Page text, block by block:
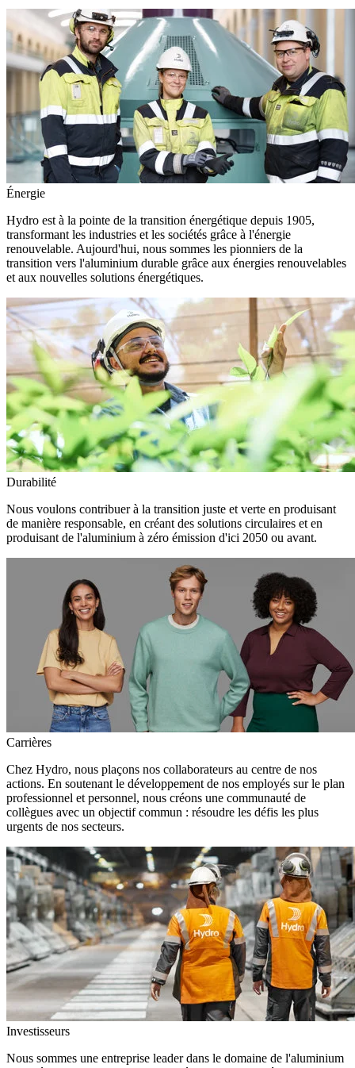
Énergie
Hydro est à la pointe de la transition énergétique depuis 1905,
transformant les industries et les sociétés grâce à l'énergie
renouvelable. Aujourd'hui, nous sommes les pionniers de la
transition vers l'aluminium durable grâce aux énergies renouvelables
et aux nouvelles solutions énergétiques.
Durabilité
Nous voulons contribuer à la transition juste et verte en produisant
de manière responsable, en créant des solutions circulaires et en
produisant de l'aluminium à zéro émission d'ici 2050 ou avant.
Carrières
Chez Hydro, nous plaçons nos collaborateurs au centre de nos
actions. En soutenant le développement de nos employés sur le plan
professionnel et personnel, nous créons une communauté de
collègues avec un objectif commun : résoudre les défis les plus
urgents de nos secteurs.
Investisseurs
Nous sommes une entreprise leader dans le domaine de l'aluminium